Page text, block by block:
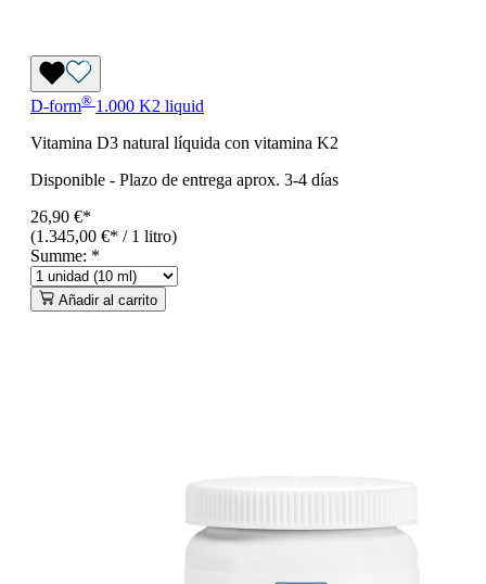
D-form® 1.000 K2 liquid
Vitamina D3 natural líquida con vitamina K2
Disponible - Plazo de entrega aprox. 3-4 días
26,90 €*
(1.345,00 €* / 1 litro)
Summe: *
Añadir al carrito